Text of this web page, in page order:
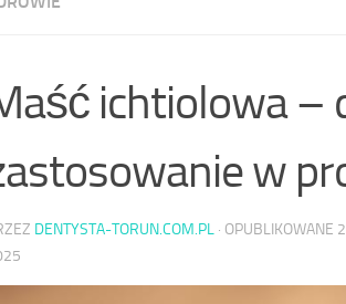
ichtiolowa –
w
DENTYSTA-TORUN.COM.PL · OPUBLIKOWANE